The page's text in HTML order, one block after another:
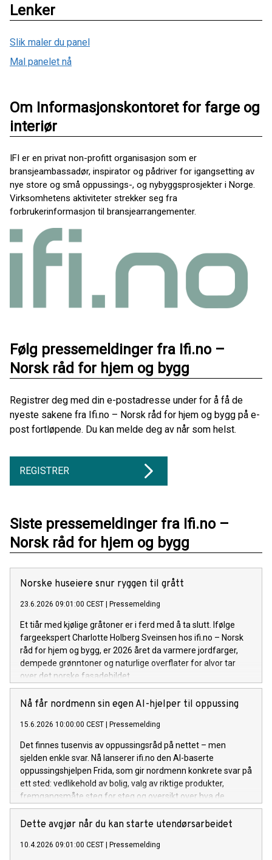
Lenker
Slik maler du panel
Mal panelet nå
Om Informasjonskontoret for farge og
interiør
IFI er en privat non-profitt organisasjon som er
bransjeambassadør, inspirator og pådriver for igangsetting av
nye store og små oppussings-, og nybyggsprosjekter i Norge.
Virksomhetens aktiviteter strekker seg fra
forbrukerinformasjon til bransjearrangementer.
Følg pressemeldinger fra Ifi.no –
Norsk råd for hjem og bygg
Registrer deg med din e-postadresse under for å få de
nyeste sakene fra Ifi.no – Norsk råd for hjem og bygg på e-
post fortløpende. Du kan melde deg av når som helst.
REGISTRER
Siste pressemeldinger fra Ifi.no –
Norsk råd for hjem og bygg
Norske huseiere snur ryggen til grått
23.6.2026 09:01:00 CEST Pressemelding
Et tiår med kjølige gråtoner er i ferd med å ta slutt. Ifølge
fargeekspert Charlotte Holberg Sveinsen hos ifi.no – Norsk
råd for hjem og bygg, er 2026 året da varmere jordfarger,
dempede grønntoner og naturlige overflater for alvor tar
over det norske fasadebildet.
Nå får nordmenn sin egen AI-hjelper til oppussing
15.6.2026 10:00:00 CEST Pressemelding
Det finnes tusenvis av oppussingsråd på nettet – men
sjelden enkle svar. Nå lanserer ifi.no den AI-baserte
oppussingshjelpen Frida, som gir nordmenn konkrete svar på
ett sted: vedlikehold av bolig, valg av riktige produkter,
fremgangsmåte steg for steg og oversikt over hva de
trenger av utstyr og materialer.
Dette avgjør når du kan starte utendørsarbeidet
10.4.2026 09:01:00 CEST Pressemelding